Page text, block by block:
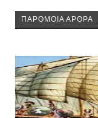
ΠΑΡΟΜΟΙΑ ΑΡΘΡΑ